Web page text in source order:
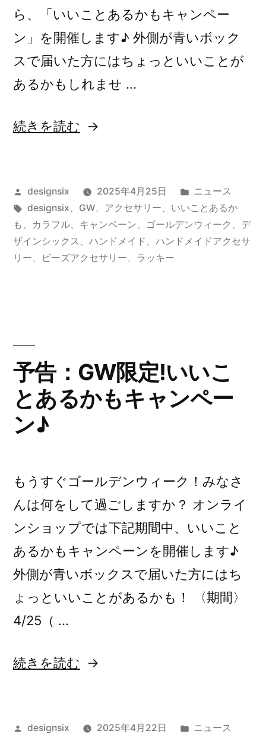
ら、「いいことあるかもキャンペー
ン」を開催します♪ 外側が青いボック
スで届いた方にはちょっといいことが
あるかもしれませ …
“GW
い
い
こ
と
キ
ャ
ン
ー
ン
♪”
の
続きを読む
投
稿
者:
designsix 2025年4月25日
カ
テ
ゴ
リ
ニュース
タ
グ:
designsix、 GW、 アクセサリー、 いいことあるか
も 、 カラフル、 キャンペーン、 ゴールデンウィーク 、 デ
ザインシックス 、 ハンドメイド 、 ハンドメイドアクセサ
リー、 ビーズアクセサリー、 ラッキー
予告：GW限定!いいこ
とあるかもキャンペー
ン♪
もうすぐゴールデンウィーク！みなさ
んは何をして過ごしますか？ オンライ
ンショップでは下記期間中、いいこと
あるかもキャンペーンを開催します♪
外側が青いボックスで届いた方にはち
ょっといいことがあるかも！ 〈期間〉
4/25（ …
“予
限
続きを読む
投
designsix 2025年4月22日 カ
ニュース